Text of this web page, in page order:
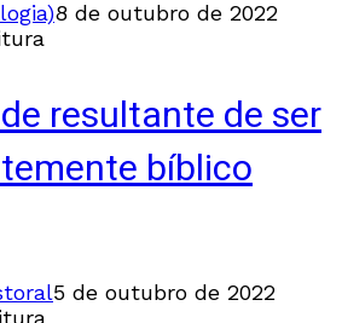
8 de outubro de 2022
resultante de ser
bíblico
5 de outubro de 2022